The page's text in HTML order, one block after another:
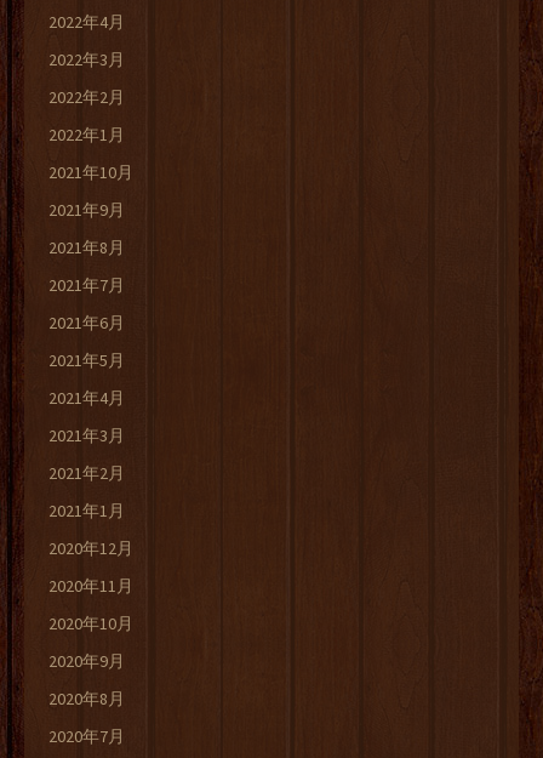
2022年4月
2022年3月
2022年2月
2022年1月
2021年10月
2021年9月
2021年8月
2021年7月
2021年6月
2021年5月
2021年4月
2021年3月
2021年2月
2021年1月
2020年12月
2020年11月
2020年10月
2020年9月
2020年8月
2020年7月